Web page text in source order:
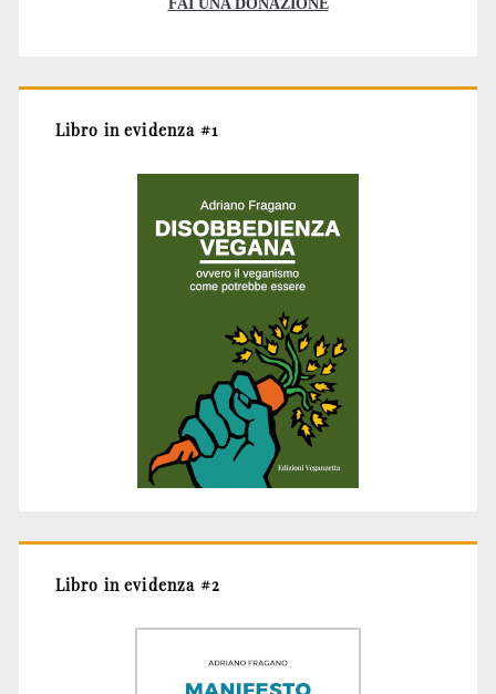
FAI UNA DONAZIONE
Libro in evidenza #1
Libro in evidenza #2